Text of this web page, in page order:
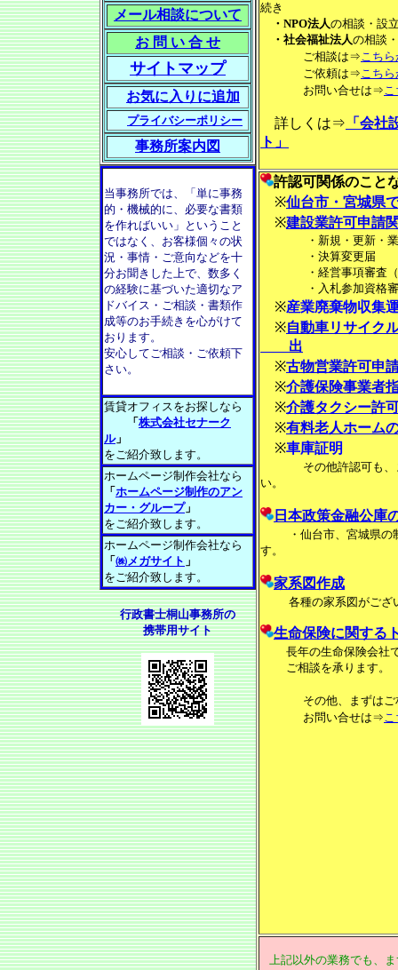
続き
・NPO法人の相談・設
・社会福祉法人の相談
ご相談は⇒こち
ご依頼は⇒こち
お問い合せは⇒
詳しくは⇒ 「会社
ト」
許認可関係のこと
※仙台市・宮城県
※建設業許可申請
・新規・更新・業
・決算変更届
・経営事項審査（
・入札参加資格審
※産業廃棄物収集
※自動車リサイク
出
※古物営業許可申
※介護保険事業者
※介護タクシー許
※有料老人ホーム
※車庫証明
その他許認可も
い。
日本政策金融公庫
・仙台市、宮城県
す。
家系図作成
各種の家系図がござ
生命保険に関する
長年の生命保険会社
ご相談を承ります。
その他、まずは
お問い合せは⇒
上記以外の業務でも、
メール相談について
お 問 い 合 せ
サイトマップ
お気に入りに追加
プライバシーポリシー
事務所案内図
当事務所では、「単に事務
的・機械的に、必要な書類
を作ればいい」ということ
ではなく、お客様個々の状
況・事情・ご意向などを十
分お聞きした上で、数多く
の経験に基づいた適切なア
ドバイス・ご相談・書類作
成等のお手続きを心がけて
おります。
安心してご相談・ご依頼下
さい。
賃貸オフィスをお探しなら
「 株式会社セナーク
ル」
をご紹介致します。
ホームページ制作会社なら
「 ホームページ制作のアン
カー・グループ」
をご紹介致します。
ホームページ制作会社なら
「 ㈱メガサイト 」
をご紹介致します。
行政書士桐山事務所の
携帯用サイト